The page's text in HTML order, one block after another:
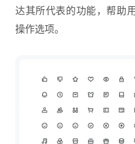
达其所代表的功能，帮助
操作选项。